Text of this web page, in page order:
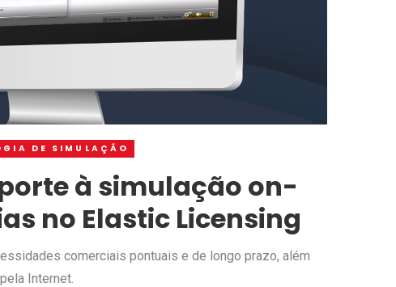
DE SIMULAÇÃO
à simulação on-
no Elastic Licensing
comerciais pontuais e de longo prazo, além
Internet.